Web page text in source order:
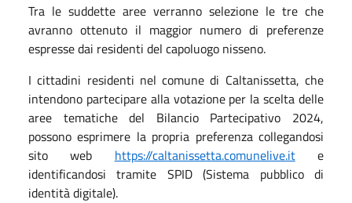
Tra le suddette aree verranno selezione le tre che
avranno ottenuto il maggior numero di preferenze
espresse dai residenti del capoluogo nisseno.
I cittadini residenti nel comune di Caltanissetta, che
intendono partecipare alla votazione per la scelta delle
aree tematiche del Bilancio Partecipativo 2024,
possono esprimere la propria preferenza collegandosi
sito web https://caltanissetta.comunelive.ite
identificandosi tramite SPID (Sistema pubblico di
identità digitale).